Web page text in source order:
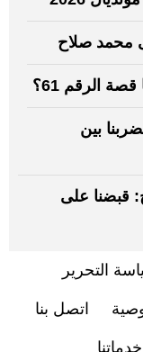
محمد صلاح
الرقم 61؟
بين
قبضنا على
التحرير
اتصل بنا
خدماتنا